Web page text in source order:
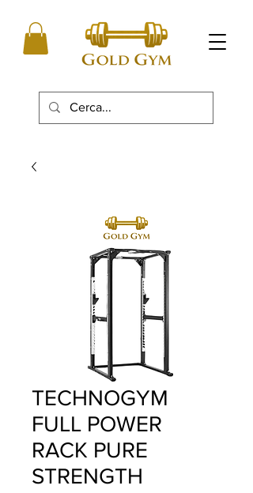
TECHNOGYM
FULL POWER
RACK PURE
STRENGTH